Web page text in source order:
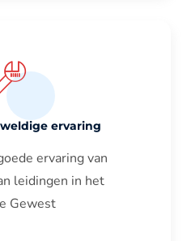
ervaring
ervaring van
leidingen in het
Gewest